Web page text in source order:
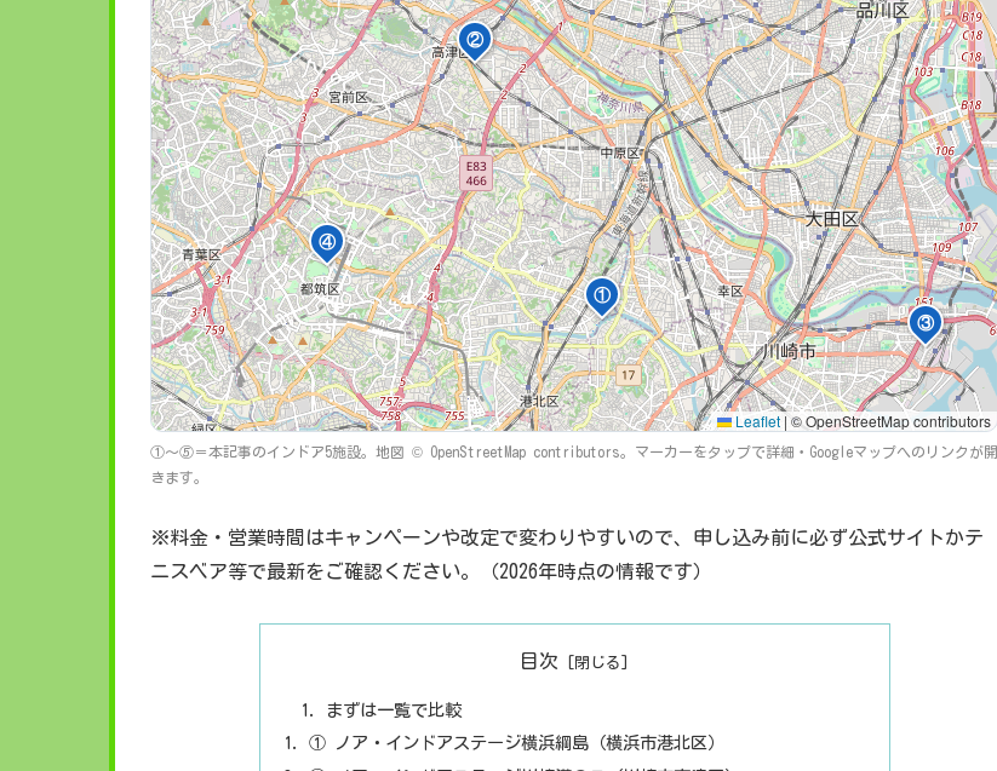
①
②
③
④
Leaflet |© OpenStreetMap contributors
①〜⑤＝本記事のインドア5施設。地図 © OpenStreetMap contributors。マーカーをタップで詳細・Googleマップへのリンクが開
きます。
※料金・営業時間はキャンペーンや改定で変わりやすいので、申し込み前に必ず公式サイトかテ
ニスベア等で最新をご確認ください。（2026年時点の情報です）
目次
まずは一覧で比較
① ノア・インドアステージ横浜綱島（横浜市港北区）